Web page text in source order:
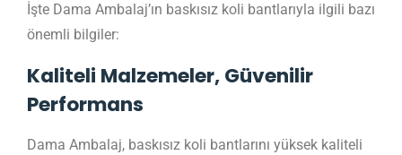
İşte Dama Ambalaj’ın baskısız koli bantlarıyla ilgili bazı
önemli bilgiler:
Kaliteli Malzemeler, Güvenilir
Performans
Dama Ambalaj, baskısız koli bantlarını yüksek kaliteli